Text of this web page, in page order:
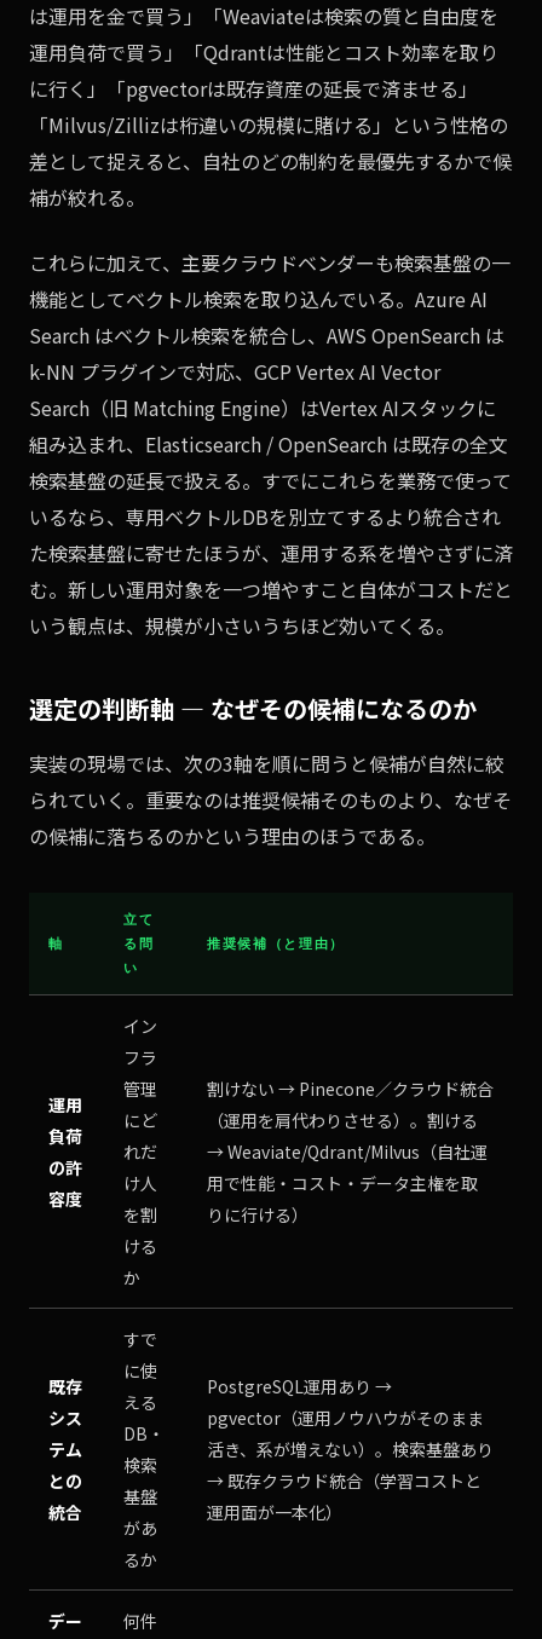
は運用を金で買う」「Weaviateは検索の質と自由度を
運用負荷で買う」「Qdrantは性能とコスト効率を取り
に行く」「pgvectorは既存資産の延長で済ませる」
「Milvus/Zillizは桁違いの規模に賭ける」という性格の
差として捉えると、自社のどの制約を最優先するかで候
補が絞れる。
これらに加えて、主要クラウドベンダーも検索基盤の一
機能としてベクトル検索を取り込んでいる。Azure AI
Search はベクトル検索を統合し、AWS OpenSearch は
k-NN プラグインで対応、GCP Vertex AI Vector
Search（旧 Matching Engine）はVertex AIスタックに
組み込まれ、Elasticsearch / OpenSearch は既存の全文
検索基盤の延長で扱える。すでにこれらを業務で使って
いるなら、専用ベクトルDBを別立てするより統合され
た検索基盤に寄せたほうが、運用する系を増やさずに済
む。新しい運用対象を一つ増やすこと自体がコストだと
いう観点は、規模が小さいうちほど効いてくる。
選定の判断軸 — なぜその候補になるのか
実装の現場では、次の3軸を順に問うと候補が自然に絞
られていく。重要なのは推奨候補そのものより、なぜそ
の候補に落ちるのかという理由のほうである。
軸
立て
る問
い
推奨候補（と理由）
運用
負荷
の許
容度
イン
フラ
管理
にど
れだ
け人
を割
ける
か
割けない → Pinecone／クラウド統合
（運用を肩代わりさせる）。割ける
→ Weaviate/Qdrant/Milvus（自社運
用で性能・コスト・データ主権を取
りに行ける）
既存
シス
テム
との
統合
すで
に使
える
DB・
検索
基盤
があ
るか
PostgreSQL運用あり →
pgvector（運用ノウハウがそのまま
活き、系が増えない）。検索基盤あり
→ 既存クラウド統合（学習コストと
運用面が一本化）
デー
何件